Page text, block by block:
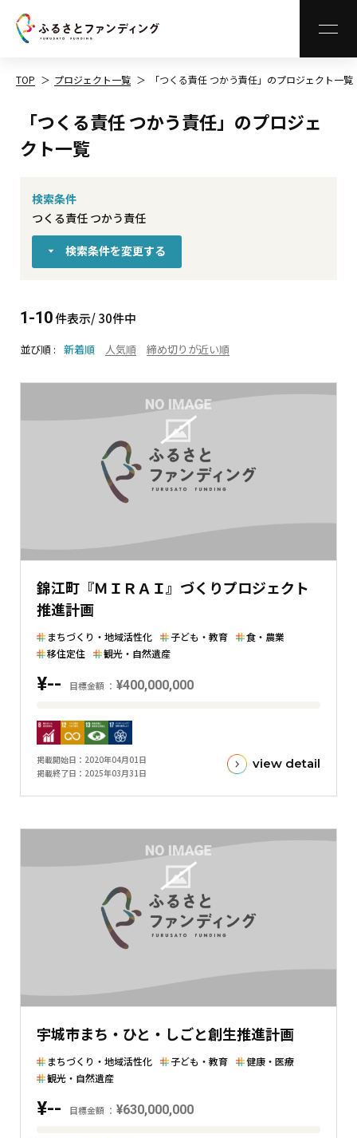
TOP プロジェクト一覧 「つくる責任 つかう責任」のプロジェクト一覧
「つくる責任 つかう責任」のプロジェ
クト一覧
検索条件
つくる責任 つかう責任
検索条件を変更する
1-10件表示/ 30件中
並び順 新着順 人気順 締め切りが近い順
錦江町『ＭＩＲＡＩ』づくりプロジェクト
推進計画
まちづくり・地域活性化 子ども・教育
食・農業
移住定住
観光・自然遺産
¥-- 目標金額 ¥400,000,000
標
金
額
在
金
し
横
棒
グ
フ
掲載開始日
2020年04月01日
掲載終了日
2025年03月31日
view detail
宇城市まち・ひと・しごと創生推進計画
まちづくり・地域活性化 子ども・教育
健康・医療
観光・自然遺産
¥-- 目標金額 ¥630,000,000